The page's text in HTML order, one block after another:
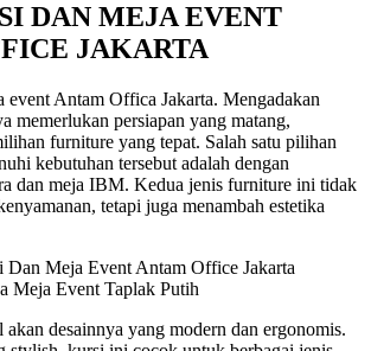
DAN MEJA EVENT
JAKARTA
event Antam Offica Jakarta. Mengadakan
memerlukan persiapan yang matang,
furniture yang tepat. Salah satu pilihan
kebutuhan tersebut adalah dengan
dan meja IBM. Kedua jenis furniture ini tidak
tetapi juga menambah estetika
Meja Event Taplak Putih
desainnya yang modern dan ergonomis.